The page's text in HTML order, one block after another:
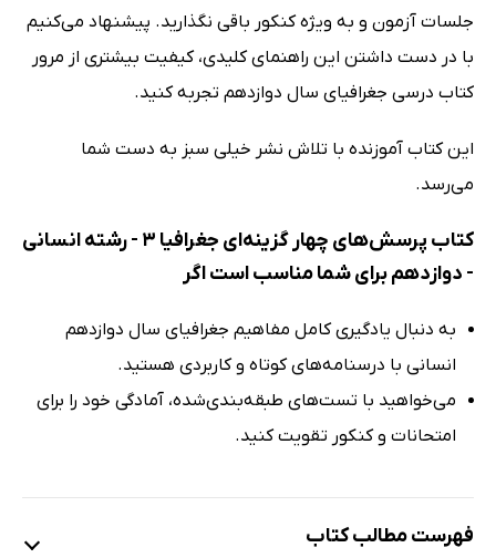
جلسات آزمون و به ویژه کنکور باقی نگذارید. پیشنهاد می‌کنیم
با در دست داشتن این راهنمای کلیدی، کیفیت بیشتری از مرور
کتاب درسی جغرافیای سال دوازدهم تجربه کنید.
این کتاب آموزنده با تلاش نشر خیلی سبز به دست شما
می‌رسد.
کتاب پرسش‌های چهار گزینه‌ای جغرافیا 3 - رشته انسانی
- دوازدهم برای شما مناسب است اگر
به دنبال یادگیری کامل مفاهیم جغرافیای سال دوازدهم
انسانی با درسنامه‌های کوتاه و کاربردی هستید.
می‌خواهید با تست‌های طبقه‌بندی‌شده، آمادگی خود را برای
امتحانات و کنکور تقویت کنید.
فهرست مطالب کتاب